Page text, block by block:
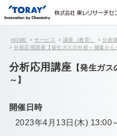
HOME サービス 講座（教育）
分析
分析応用講座【発生ガスの分析～捕集から
分析応用講座 【発生ガ
～】
開催日時
2023年4月13日(木) 13:00